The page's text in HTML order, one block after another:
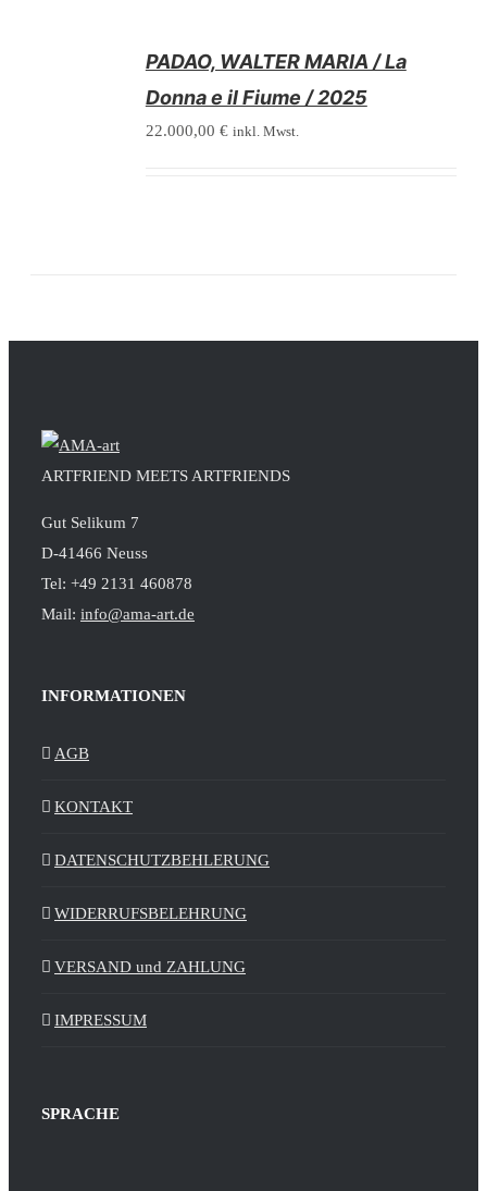
PADAO, WALTER MARIA / La
Donna e il Fiume / 2025
22.000,00 € inkl. Mwst.
ARTFRIEND MEETS ARTFRIENDS
Gut Selikum 7
D-41466 Neuss
Tel: +49 2131 460878
Mail: info@ama-art.de
INFORMATIONEN
AGB
KONTAKT
DATENSCHUTZBEHLERUNG
WIDERRUFSBELEHRUNG
VERSAND und ZAHLUNG
IMPRESSUM
SPRACHE